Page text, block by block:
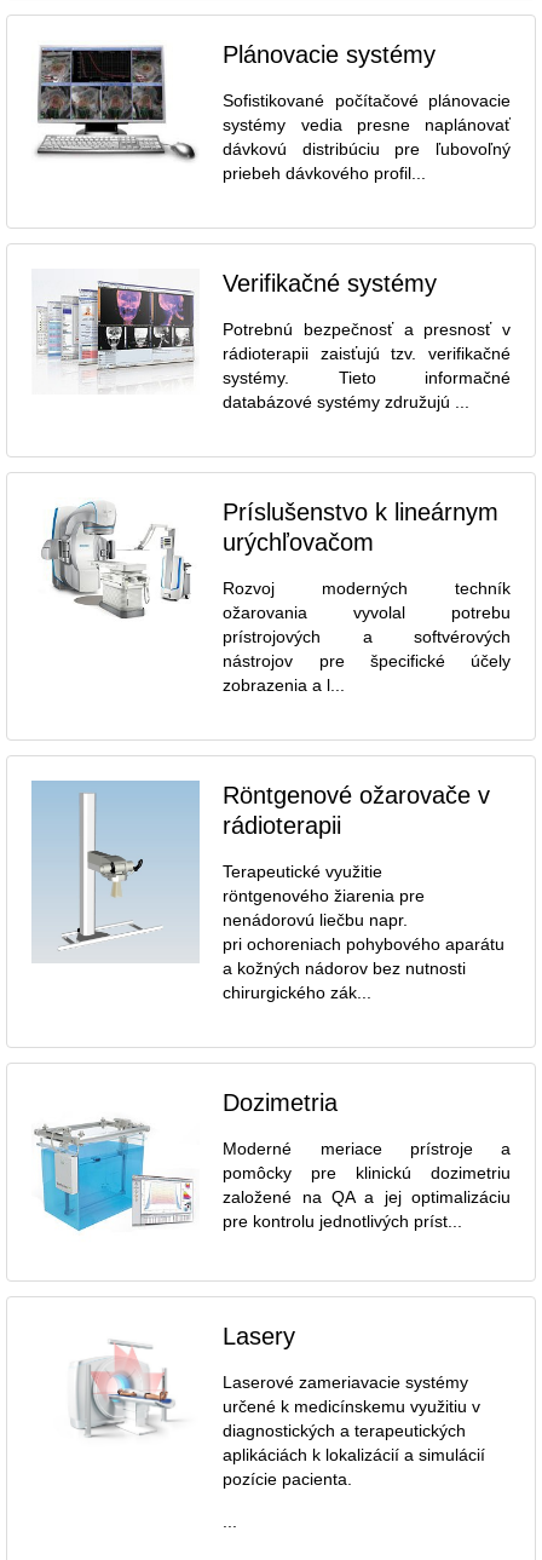
Plánovacie systémy
Sofistikované počítačové plánovacie
systémy vedia presne naplánovať
dávkovú distribúciu pre ľubovoľný
priebeh dávkového profil...
Verifikačné systémy
Potrebnú bezpečnosť a presnosť v
rádioterapii zaisťujú tzv. verifikačné
systémy. Tieto informačné
databázové systémy združujú ...
Príslušenstvo k lineárnym
urýchľovačom
Rozvoj moderných techník
ožarovania vyvolal potrebu
prístrojových a softvérových
nástrojov pre špecifické účely
zobrazenia a l...
Röntgenové ožarovače v
rádioterapii
Terapeutické využitie
röntgenového žiarenia pre
nenádorovú liečbu napr.
pri ochoreniach pohybového aparátu
a kožných nádorov bez nutnosti
chirurgického zák...
Dozimetria
Moderné meriace prístroje a
pomôcky pre klinickú dozimetriu
založené na QA a jej optimalizáciu
pre kontrolu jednotlivých príst...
Lasery
Laserové zameriavacie systémy
určené k medicínskemu využitiu v
diagnostických a terapeutických
aplikáciách k lokalizácií a simulácií
pozície pacienta.